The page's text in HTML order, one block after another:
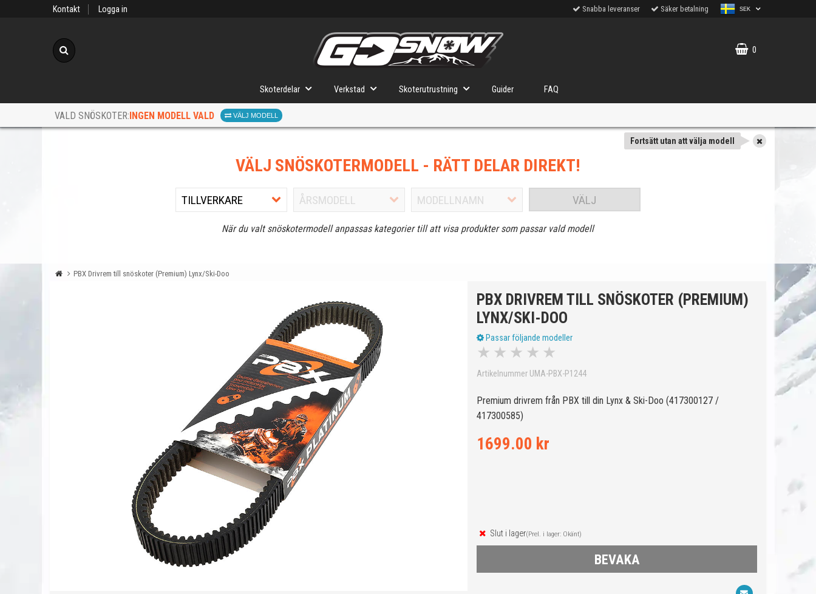
Kontakt Logga in Snabba leveranser Säker betalning SEK
0
Skoterdelar Verkstad Skoterutrustning Guider FAQ
VALD SNÖSKOTER:INGEN MODELL VALD VÄLJ MODELL
Fortsätt utan att välja modell
VÄLJ SNÖSKOTERMODELL - RÄTT DELAR DIREKT!
VÄLJ
När du valt snöskotermodell anpassas kategorier till att visa produkter som passar vald modell
PBX Drivrem till snöskoter (Premium) Lynx/Ski-Doo
PBX DRIVREM TILL SNÖSKOTER (PREMIUM)
LYNX/SKI-DOO
Passar följande modeller
★ ★ ★ ★ ★
Artikelnummer UMA-PBX-P1244
Premium drivrem från PBX till din Lynx & Ski-Doo (417300127 /
417300585)
1699.00 kr
Slut i lager(Prel. i lager: Okänt)
BEVAKA